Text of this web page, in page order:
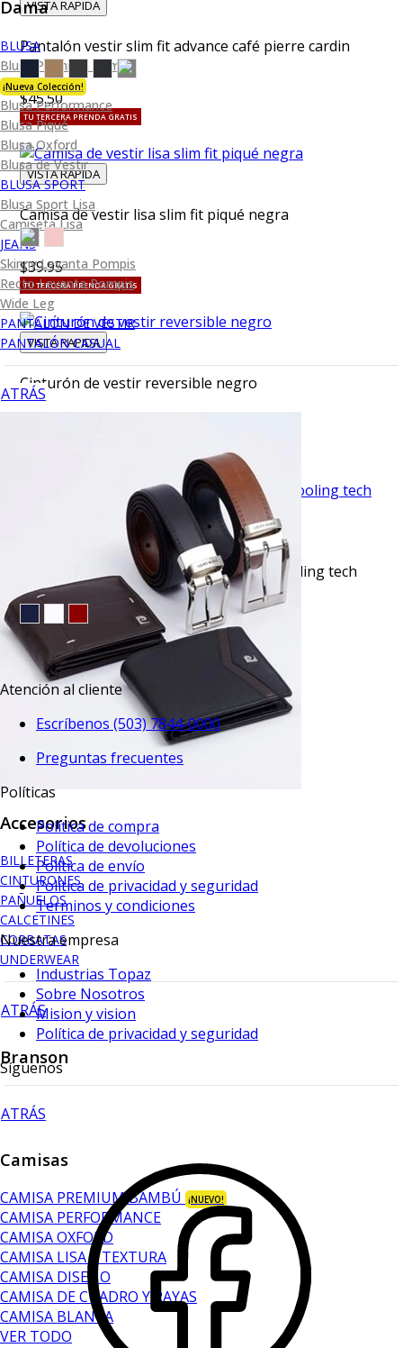
Dama
BLUSA
Blusa Premium Bambú
¡Nueva Colección!
Blusa Performance
Blusa Piqué
Blusa Oxford
Blusa de Vestir
BLUSA SPORT
Blusa Sport Lisa
Camiseta Lisa
JEANS
Skinny Levanta Pompis
Recto Levanta Pompis
Wide Leg
PANTALÓN DE VESTIR
PANTALÓN CASUAL
ATRÁS
Accesorios
BILLETERAS
CINTURONES
PAÑUELOS
CALCETINES
CORBATAS
UNDERWEAR
ATRÁS
Branson
ATRÁS
Camisas
CAMISA PREMIUM BAMBÚ ¡NUEVO!
CAMISA PERFORMANCE
CAMISA OXFORD
CAMISA LISA Y TEXTURA
CAMISA DISEÑO
CAMISA DE CUADRO Y RAYAS
CAMISA BLANCA
VER TODO
VISTA RAPIDA
Pantalón vestir slim fit advance café pierre cardin
$45.50
TU TERCERA PRENDA GRATIS
VISTA RAPIDA
Camisa de vestir lisa slim fit piqué negra
$39.95
TU TERCERA PRENDA GRATIS
VISTA RAPIDA
Cinturón de vestir reversible negro
Camisa sport lisa slim fit manga corta cooling tech
negra
$35.50
TU TERCERA PRENDA GRATIS
Atención al cliente
Escríbenos (503) 7844-0000
Preguntas frecuentes
Políticas
Política de compra
Política de devoluciones
Política de envío
Política de privacidad y seguridad
Terminos y condiciones
Nuestra empresa
Industrias Topaz
Sobre Nosotros
Mision y vision
Política de privacidad y seguridad
Síguenos